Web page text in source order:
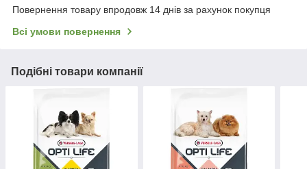
Повернення товару впродовж 14 днів за рахунок покупця
Всі умови повернення
Подібні товари компанії